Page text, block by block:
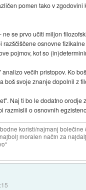
pomen tako v
ne se prvo učiti miljon
razščiščene osnovne
pojmov, kot so
analizo večih pristopov. Ko
boš svoje znanje dopolnil z
Naj ti bo le dodatno
razmislil o osnovnih
koristi/najmanj bolečine
moralen način za